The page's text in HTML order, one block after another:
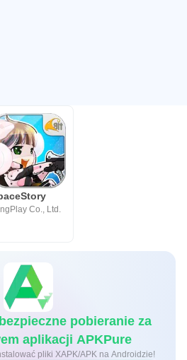
Co., Ltd.
pobieranie za
pośrednictwem aplikacji APKPure
kliknięcie, aby zainstalować pliki XAPK/APK na Androidzie!